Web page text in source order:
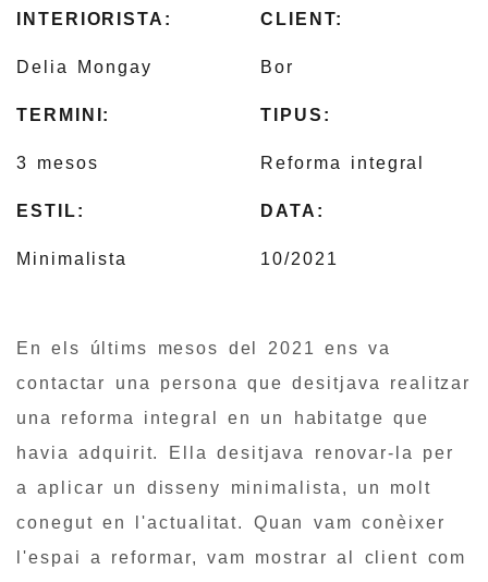
INTERIORISTA:
Delia Mongay
CLIENT:
Bor
TERMINI:
3 mesos
TIPUS:
Reforma integral
ESTIL:
Minimalista
DATA:
10/2021
En els últims mesos del 2021 ens va
contactar una persona que desitjava realitzar
una reforma integral en un habitatge que
havia adquirit. Ella desitjava renovar-la per
a aplicar un disseny minimalista, un molt
conegut en l'actualitat. Quan vam conèixer
l'espai a reformar, vam mostrar al client com